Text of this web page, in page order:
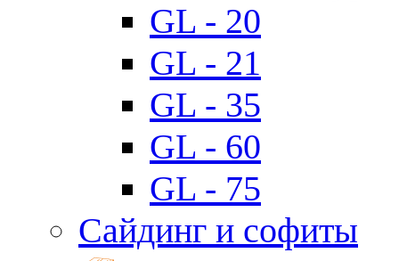
GL - 20
GL - 21
GL - 35
GL - 60
GL - 75
Сайдинг и софиты